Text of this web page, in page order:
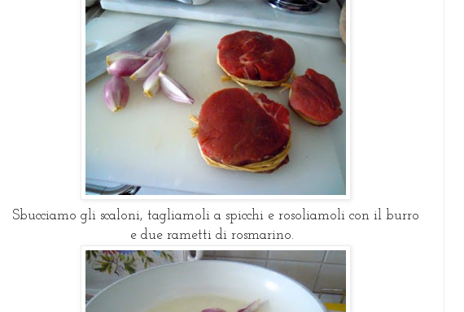
Sbucciamo gli scaloni, tagliamoli a spicchi e rosoliamoli con il burro
e due rametti di rosmarino.